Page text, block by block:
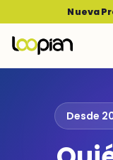
Nueva
Desde